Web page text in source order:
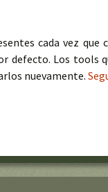
cada vez que
defecto. Los tools
nuevamente.